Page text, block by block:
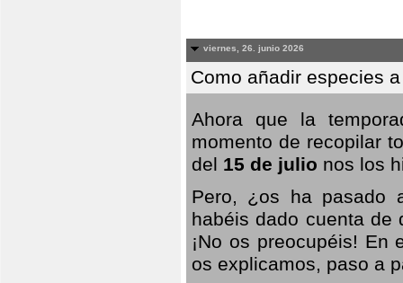
viernes, 26. junio 2026
Como añadir especies
Ahora que la
momento de recopilar
del 15 de julio nos los
Pero, ¿os ha pasado
habéis dado cuenta de
¡No os preocupéis!
os explicamos, paso a